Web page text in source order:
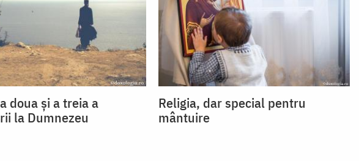
doua și a treia a
la Dumnezeu
Religia, dar special pentru
mântuire